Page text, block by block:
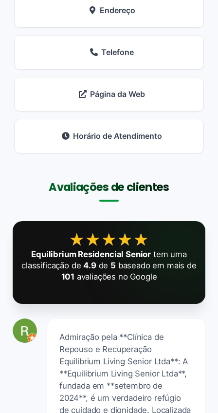
Endereço
Telefone
Página da Web
Horário de Atendimento
Avaliações de clientes
★★★★★
★★★★★
Equilibrium Residencial Senior tem uma
classificação de4.9de 5 baseado em mais de
101 avaliações no Google
Admiração pela **Clínica de
Repouso e Recuperação
Equilibrium Living Senior Ltda**: A
**Equilibrium Living Senior Ltda**,
fundada em **setembro de
2024**, é um verdadeiro refúgio
de cuidado e dignidade. Localizada